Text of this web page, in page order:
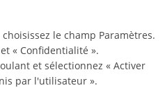
le champ Paramètres.
« Confidentialité ».
et sélectionnez « Activer
par l'utilisateur ».